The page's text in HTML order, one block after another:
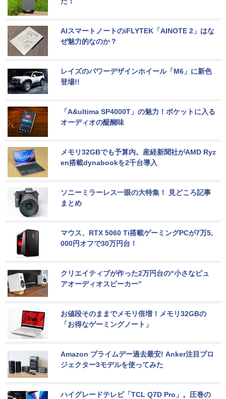
AIスマートノートのiFLYTEK「AINOTE 2」はな
ぜ魅力的なのか？
レイズのパワーデザインホイール「M6」に新色
登場!!
「A&ultima SP4000T」の魅力！ポケットに入る
オーディオの醍醐味
メモリ32GBでも予算内。産経新聞社がAMD Ryz
en搭載dynabookを2千台導入
ソニーミラーレス一眼の大特集！ 見どころ記事
まとめ
マウス、RTX 5060 Ti搭載ゲーミングPCが7万5,
000円オフで30万円台！
クリエイティブが作った2万円台の“小さなピュ
アオーディオスピーカー”
お値段そのままでメモリ倍増！メモリ32GBの
「お得なゲーミングノート」
Amazon プライムデー過去最安! Anker注目プロ
ジェクター3モデルを使ってみた
ハイグレードテレビ「TCL Q7D Pro」。圧巻の